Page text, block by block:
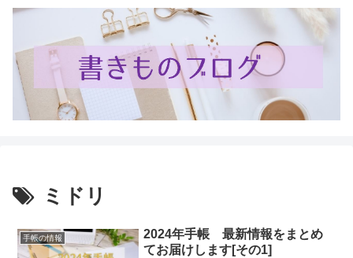
ミドリ
手帳の情報
2024年手帳 最新情報をまとめ
てお届けします[その1]